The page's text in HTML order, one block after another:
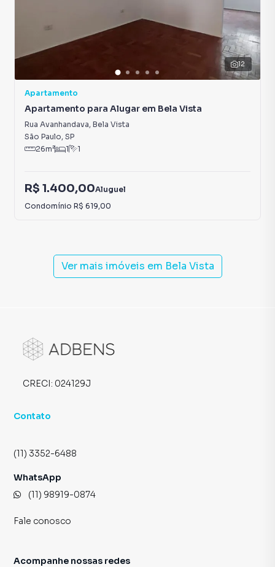
12
Apartamento
Apartamento para Alugar em Bela Vista
Rua Avanhandava, Bela Vista
São Paulo, SP
26m² 1 1
R$ 1.400,00Aluguel
Condomínio R$ 619,00
Ver mais imóveis em Bela Vista
CRECI: 024129J
Contato
(11) 3352-6488
WhatsApp
(11) 98919-0874
Fale conosco
Acompanhe nossas redes